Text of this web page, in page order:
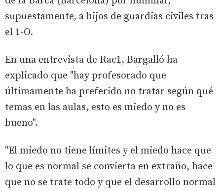
supuestamente, a hijos de guardias civiles tras
el 1-O.
En una entrevista de Rac1, Bargalló ha
explicado que "hay profesorado que
últimamente ha preferido no tratar según qué
temas en las aulas, esto es miedo y no es
bueno".
"El miedo no tiene límites y el miedo hace que
lo que es normal se convierta en extraño, hace
que no se trate todo y que el desarrollo normal